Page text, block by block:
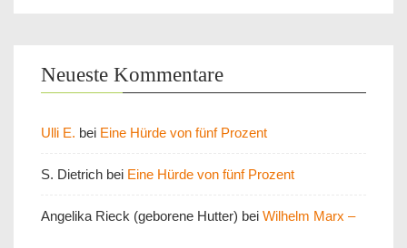
Neueste Kommentare
Ulli E. bei Eine Hürde von fünf Prozent
S. Dietrich bei Eine Hürde von fünf Prozent
Angelika Rieck (geborene Hutter) bei Wilhelm Marx –